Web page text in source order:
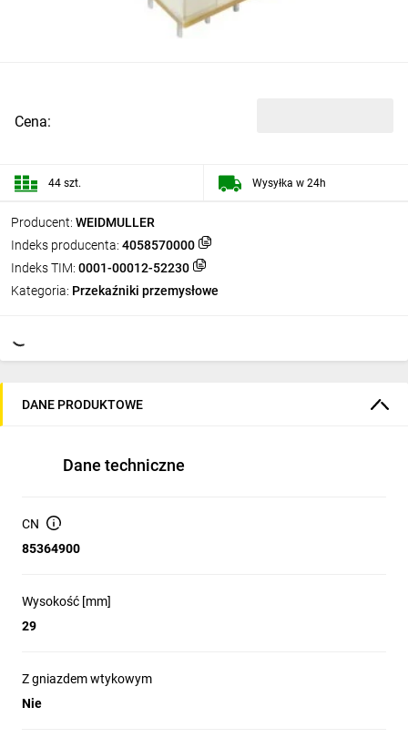
Producent: WEIDMULLER
Indeks producenta: 4058570000
Indeks TIM: 0001-00012-52230
Kategoria: Przekaźniki przemysłowe
Cena:
44 szt. Wysyłka w 24h
DANE PRODUKTOWE
Dane techniczne
CN
85364900
Wysokość [mm]
29
Z gniazdem wtykowym
Nie